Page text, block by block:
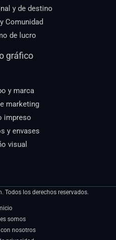
y de destino
Comunidad
de lucro
gráfico
y marca
marketing
impreso
y envases
visual
Todos los derechos reservados.
somos
nosotros